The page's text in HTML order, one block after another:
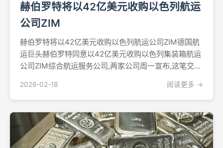
赫伯罗特将以42亿美元收购以色列航运
公司ZIM
赫伯罗特将以42亿美元收购以色列航运公司ZIM德国航
运巨头赫伯罗特同意以42亿美元收购以色列集装箱航运
公司ZIM综合航运服务公司,两家公司周一宣布,这笔交易
家安全问题。这笔全现金交易对ZIM的估值为每股35美
元,较该公司2月13日22.20美元的收盘...
2026-02-18 阅读更多 →